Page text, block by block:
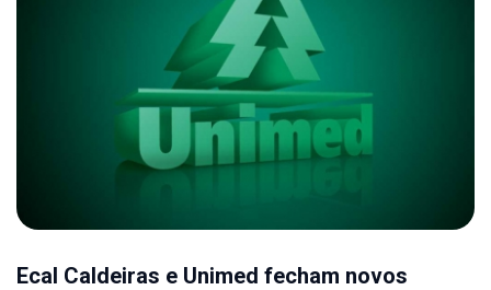
Ecal Caldeiras e Unimed fecham novos